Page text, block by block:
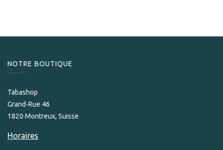
NOTRE BOUTIQUE
Tabashop
Grand-Rue 46
1820 Montreux, Suisse
Horaires